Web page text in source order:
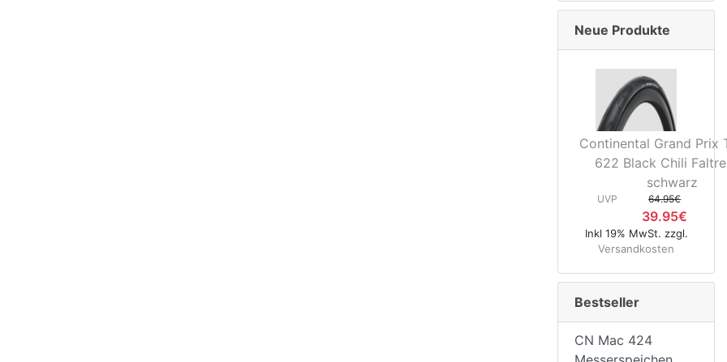
Neue Produkte
Continental Grand Prix
622 Black Chili
schwarz
UVP 64.95€
39.95€
Inkl 19% MwSt. zzgl.
Versandkosten
Bestseller
CN Mac 424